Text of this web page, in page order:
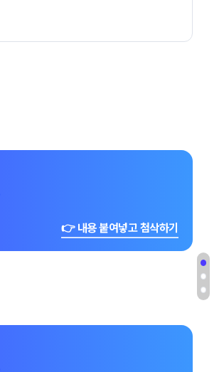
👉 내용 붙여넣고 첨삭하기